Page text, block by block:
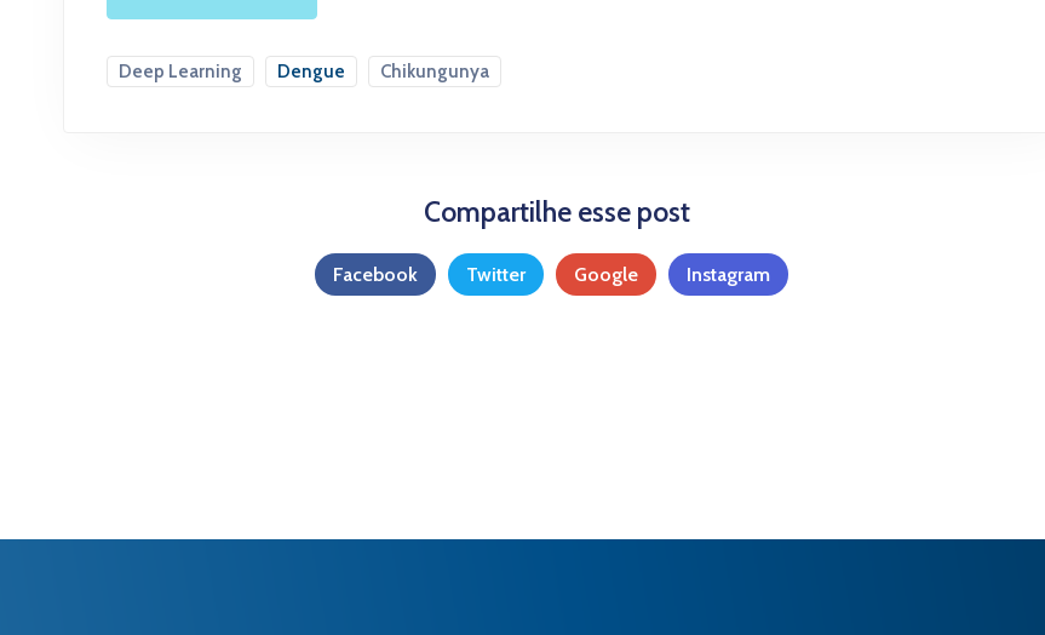
Deep Learning Dengue Chikungunya
Compartilhe esse post
Facebook Twitter Google Instagram